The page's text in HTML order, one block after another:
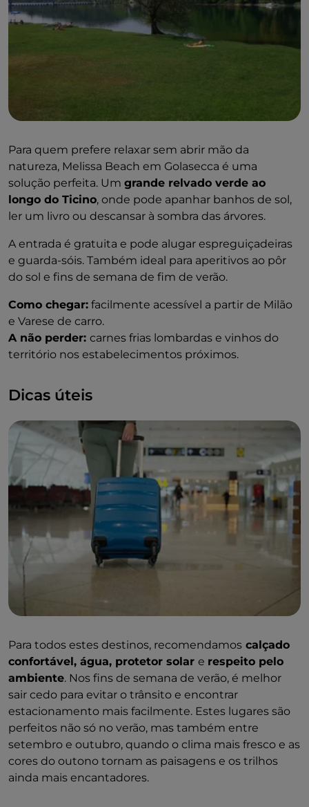
Para quem prefere relaxar sem abrir mão da
natureza, Melissa Beach em Golasecca é uma
solução perfeita. Um grande relvado verde ao
longo do Ticino, onde pode apanhar banhos de sol,
ler um livro ou descansar à sombra das árvores.
A entrada é gratuita e pode alugar espreguiçadeiras
e guarda-sóis. Também ideal para aperitivos ao pôr
do sol e fins de semana de fim de verão.
Como chegar: facilmente acessível a partir de Milão
e Varese de carro.
A não perder: carnes frias lombardas e vinhos do
território nos estabelecimentos próximos.
Dicas úteis
Para todos estes destinos, recomendamos calçado
confortável, água, protetor solar e respeito pelo
ambiente. Nos fins de semana de verão, é melhor
sair cedo para evitar o trânsito e encontrar
estacionamento mais facilmente. Estes lugares são
perfeitos não só no verão, mas também entre
setembro e outubro, quando o clima mais fresco e as
cores do outono tornam as paisagens e os trilhos
ainda mais encantadores.